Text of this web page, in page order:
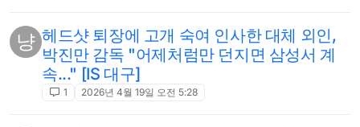
냥 헤드샷 퇴장에 고개 숙여 인사한 대체 외인,
박진만 감독 "어제처럼만 던지면 삼성서 계
속..." [IS 대구]
1 2026년 4월 19일 오전 5:28